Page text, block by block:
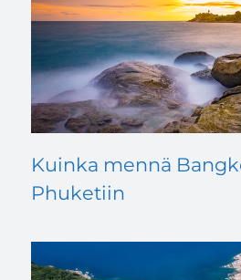
Kuinka mennä
Phuketiin